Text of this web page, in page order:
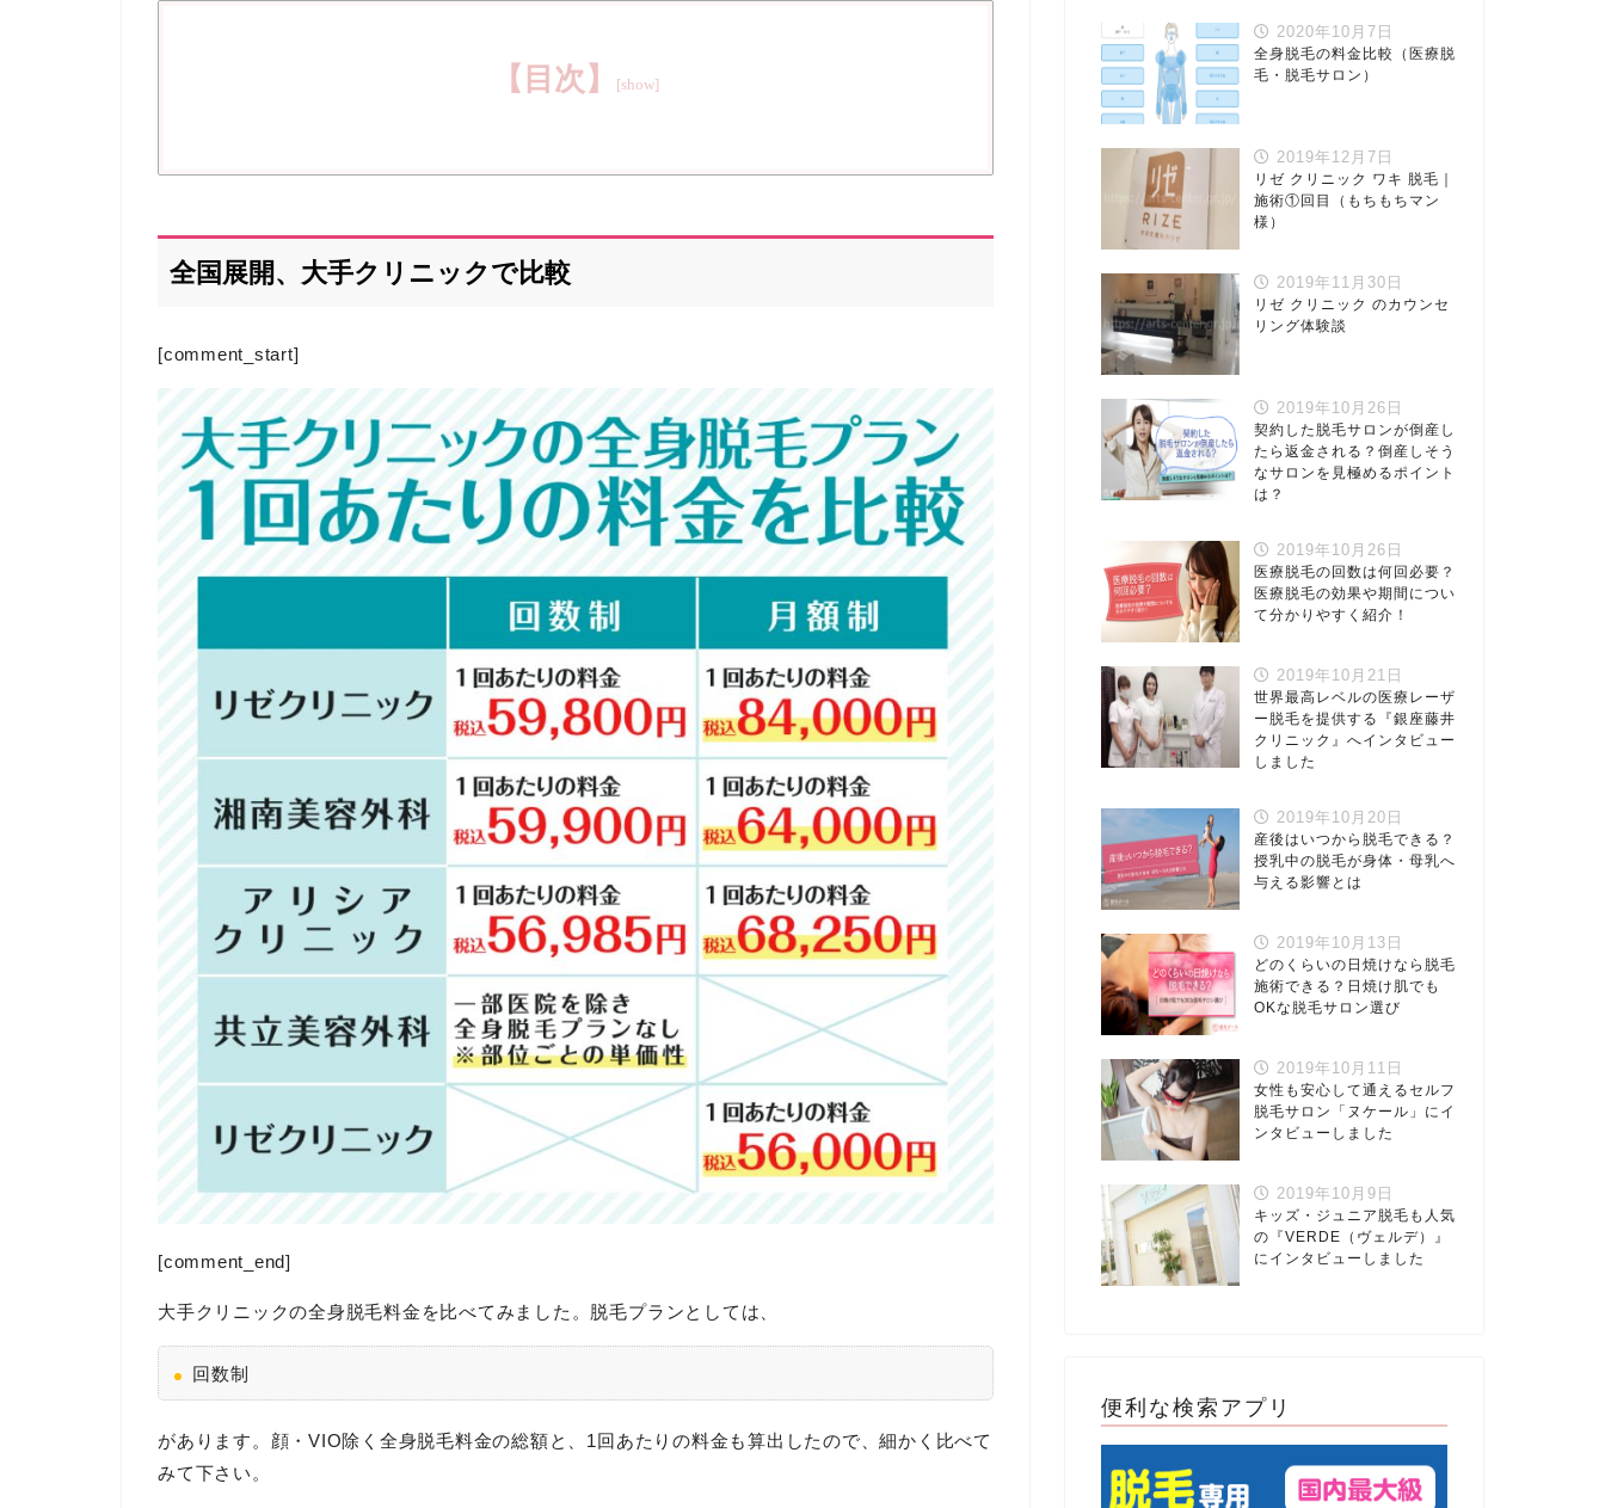
【目次】
全国展開、大手クリニックで比較
[comment_start]
[comment_end]
大手クリニックの全身脱毛料金を比べてみました。脱毛プランとしては、
回数制
があります。顔・VIO除く全身脱毛料金の総額と、1回あたりの料金も算出したので、細かく比べて
みて下さい。
2020年10月7日
全身脱毛の料金比較（医療脱
毛・脱毛サロン）
2019年12月7日
リゼ クリニック ワキ 脱毛｜
施術①回目（もちもちマン
様）
2019年11月30日
リゼ クリニック のカウンセ
リング体験談
2019年10月26日
契約した脱毛サロンが倒産し
たら返金される？倒産しそう
なサロンを見極めるポイント
は？
2019年10月26日
医療脱毛の回数は何回必要？
医療脱毛の効果や期間につい
て分かりやすく紹介！
2019年10月21日
世界最高レベルの医療レーザ
ー脱毛を提供する『銀座藤井
クリニック』へインタビュー
しました
2019年10月20日
産後はいつから脱毛できる？
授乳中の脱毛が身体・母乳へ
与える影響とは
2019年10月13日
どのくらいの日焼けなら脱毛
施術できる？日焼け肌でも
OKな脱毛サロン選び
2019年10月11日
女性も安心して通えるセルフ
脱毛サロン「ヌケール」にイ
ンタビューしました
2019年10月9日
キッズ・ジュニア脱毛も人気
の『VERDE（ヴェルデ）』
にインタビューしました
便利な検索アプリ